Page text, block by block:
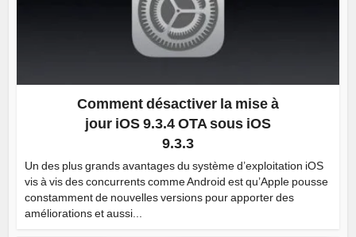
Comment désactiver la mise à
jour iOS 9.3.4 OTA sous iOS
9.3.3
Un des plus grands avantages du système d’exploitation iOS
vis à vis des concurrents comme Android est qu’Apple pousse
constamment de nouvelles versions pour apporter des
améliorations et aussi...